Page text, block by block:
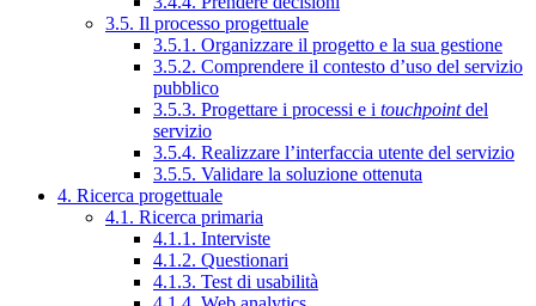
3.5. Il processo progettuale
3.5.1. Organizzare il progetto e la sua gestione
3.5.2. Comprendere il contesto d’uso del servizio
pubblico
3.5.3. Progettare i processi e i touchpointdel
servizio
3.5.4. Realizzare l’interfaccia utente del servizio
3.5.5. Validare la soluzione ottenuta
4. Ricerca progettuale
4.1. Ricerca primaria
4.1.1. Interviste
4.1.2. Questionari
4.1.3. Test di usabilità